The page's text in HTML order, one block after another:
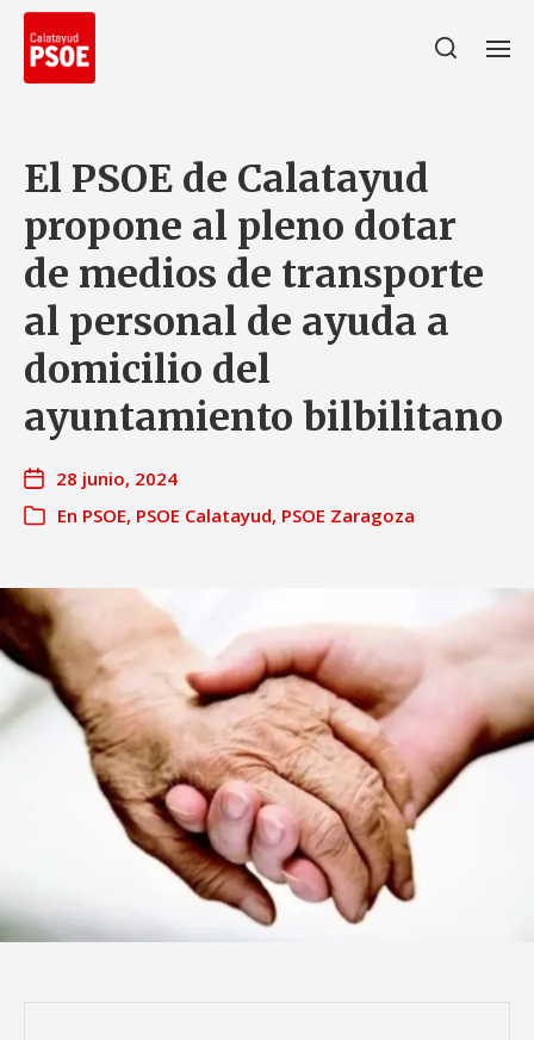
El PSOE de Calatayud
propone al pleno dotar
de medios de transporte
al personal de ayuda a
domicilio del
ayuntamiento bilbilitano
28 junio, 2024
En PSOE, PSOE Calatayud, PSOE Zaragoza